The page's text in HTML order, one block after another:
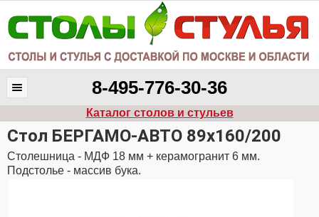
8-495-776-30-36
Каталог столов и стульев
Cтол БЕРГАМО-АВТО 89x160/200
Столешница - МДФ 18 мм + керамогранит 6 мм.
Подстолье - массив бука.